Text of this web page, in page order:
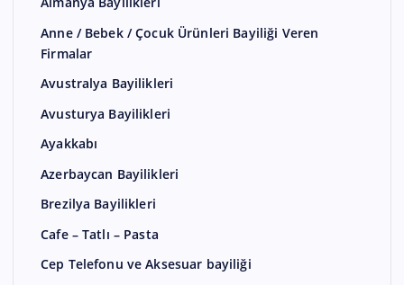
Anne / Bebek / Çocuk Ürünleri Bayiliği Veren
Firmalar
Avustralya Bayilikleri
Avusturya Bayilikleri
Ayakkabı
Azerbaycan Bayilikleri
Brezilya Bayilikleri
Cafe – Tatlı – Pasta
Cep Telefonu ve Aksesuar bayiliği